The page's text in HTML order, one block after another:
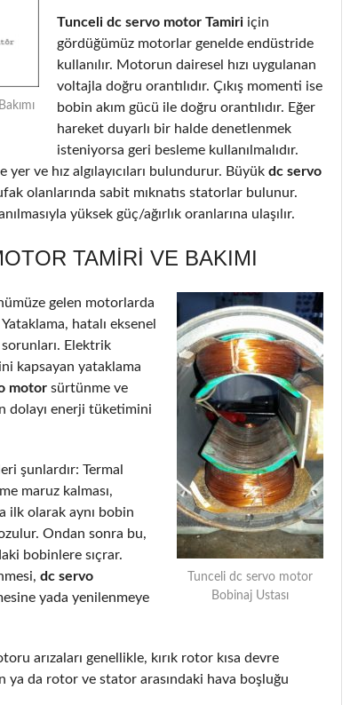
Tunceli dc servo motor Tamiri için
gördüğümüz motorlar genelde endüstride
kullanılır. Motorun dairesel hızı uygulanan
voltajla doğru orantılıdır. Çıkış momenti ise
bobin akım gücü ile doğru orantılıdır. Eğer
hareket duyarlı bir halde denetlenmek
isteniyorsa geri besleme kullanılmalıdır.
ve hız algılayıcıları bulundurur. Büyük dc servo
olanlarında sabit mıknatıs statorlar bulunur.
yüksek güç/ağırlık oranlarına ulaşılır.
TAMIRI VE BAKIMI
Tunceli dc servo motor
Bobinaj Ustası
gelen motorlarda
hatalı eksenel
Elektrik
kapsayan yataklama
motor sürtünme ve
dolayı enerji tüketimini
şunlardır: Termal
maruz kalması,
ilk olarak aynı bobin
Ondan sonra bu,
bobinlere sıçrar.
dc servo
yada yenilenmeye
arızaları genellikle, kırık rotor kısa devre
ya da rotor ve stator arasındaki hava boşluğu